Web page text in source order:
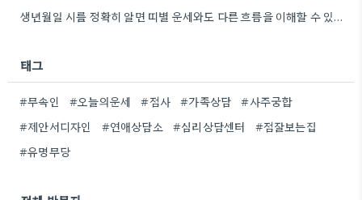
생년월일 시를 정확히 알면 띠별 운세와도 다른 흐름을 이해할 수 있다는 점이 흥미로웠어요. 저는 태어난…
태그
#무속인 #오늘의운세 #점사 #가족상담
#사주궁합
#제안서디자인
#연애상담소 #심리상담센터
#점잘보는집
#유명무당